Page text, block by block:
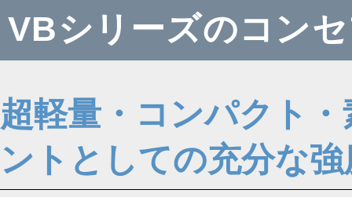
VBシリーズのコン
超軽量・コンパクト
ントとしての充分な